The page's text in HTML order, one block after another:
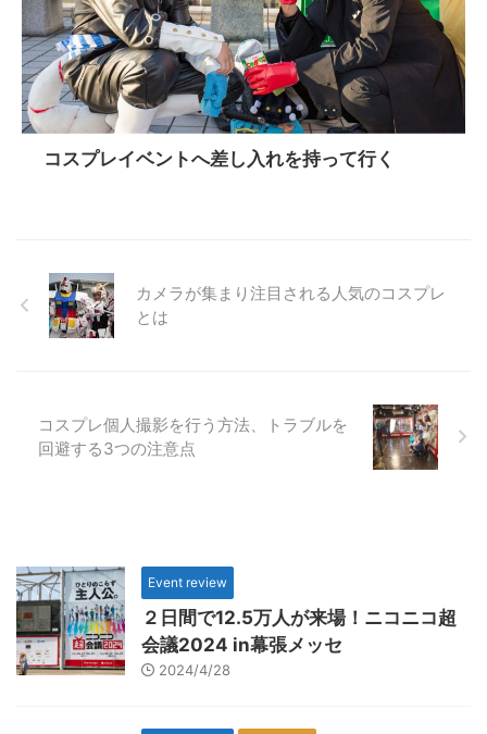
コスプレイベントへ差し入れを持って行く
カメラが集まり注目される人気のコスプレ
とは
コスプレ個人撮影を行う方法、トラブルを
回避する3つの注意点
Event review
２日間で12.5万人が来場！ニコニコ超
会議2024 in幕張メッセ
2024/4/28